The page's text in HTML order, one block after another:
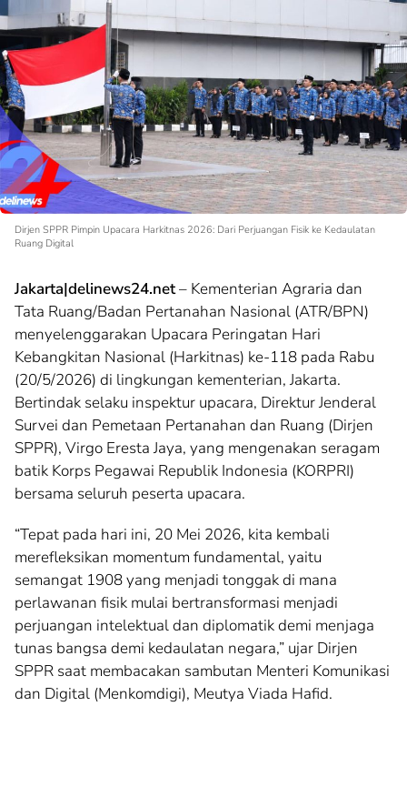
Dirjen SPPR Pimpin Upacara Harkitnas 2026: Dari Perjuangan Fisik ke Kedaulatan
Ruang Digital
Jakarta|delinews24.net– Kementerian Agraria dan
Tata Ruang/Badan Pertanahan Nasional (ATR/BPN)
menyelenggarakan Upacara Peringatan Hari
Kebangkitan Nasional (Harkitnas) ke-118 pada Rabu
(20/5/2026) di lingkungan kementerian, Jakarta.
Bertindak selaku inspektur upacara, Direktur Jenderal
Survei dan Pemetaan Pertanahan dan Ruang (Dirjen
SPPR), Virgo Eresta Jaya, yang mengenakan seragam
batik Korps Pegawai Republik Indonesia (KORPRI)
bersama seluruh peserta upacara.
“Tepat pada hari ini, 20 Mei 2026, kita kembali
merefleksikan momentum fundamental, yaitu
semangat 1908 yang menjadi tonggak di mana
perlawanan fisik mulai bertransformasi menjadi
perjuangan intelektual dan diplomatik demi menjaga
tunas bangsa demi kedaulatan negara,” ujar Dirjen
SPPR saat membacakan sambutan Menteri Komunikasi
dan Digital (Menkomdigi), Meutya Viada Hafid.